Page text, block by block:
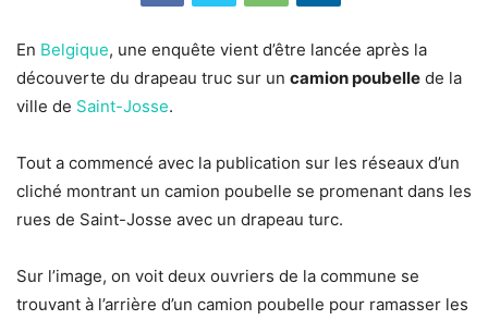
En Belgique, une enquête vient d’être lancée après la
découverte du drapeau truc sur un camion poubelle de la
ville de Saint-Josse.
Tout a commencé avec la publication sur les réseaux d’un
cliché montrant un camion poubelle se promenant dans les
rues de Saint-Josse avec un drapeau turc.
Sur l’image, on voit deux ouvriers de la commune se
trouvant à l’arrière d’un camion poubelle pour ramasser les